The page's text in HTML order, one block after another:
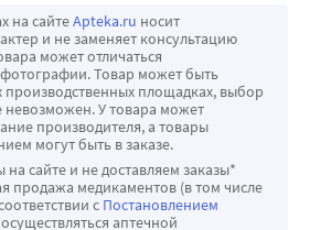
на сайтеApteka.ru носит
и не заменяет консультацию
может отличаться
Товар может быть
производственных площадках, выбор
невозможен. У товара может
производителя, а товары
могут быть в заказе.
сайте и не доставляем заказы*
продажа медикаментов (в том числе
с Постановлением
аптечной